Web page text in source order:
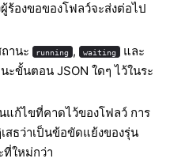
ร้องขอของโฟลว์จะส่งต่อไป
านะ
running , waiting และ
ขั้นตอน JSON ใดๆ ไว้ในระ
แก้ไขที่คาดไว้ของโฟลว์ การ
สธว่าเป็นข้อขัดแย้งของรุ่น
ใหม่กว่า